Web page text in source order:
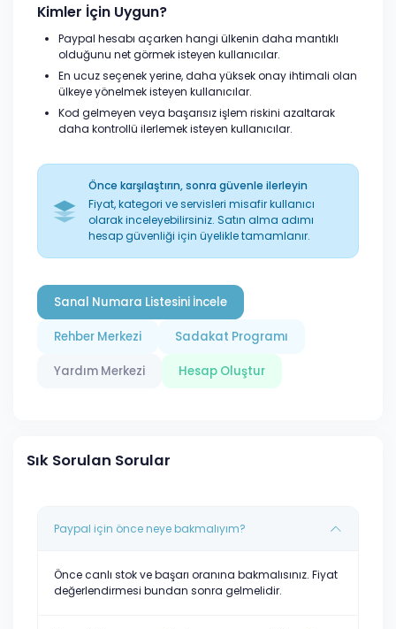
Kimler İçin Uygun?
Paypal hesabı açarken hangi ülkenin daha mantıklı
olduğunu net görmek isteyen kullanıcılar.
En ucuz seçenek yerine, daha yüksek onay ihtimali olan
ülkeye yönelmek isteyen kullanıcılar.
Kod gelmeyen veya başarısız işlem riskini azaltarak
daha kontrollü ilerlemek isteyen kullanıcılar.
Önce karşılaştırın, sonra güvenle ilerleyin
Fiyat, kategori ve servisleri misafir kullanıcı
olarak inceleyebilirsiniz. Satın alma adımı
hesap güvenliği için üyelikle tamamlanır.
Sanal Numara Listesini İncele
Rehber Merkezi Sadakat Programı
Yardım Merkezi Hesap Oluştur
Sık Sorulan Sorular
Paypal için önce neye bakmalıyım?
Önce canlı stok ve başarı oranına bakmalısınız. Fiyat
değerlendirmesi bundan sonra gelmelidir.